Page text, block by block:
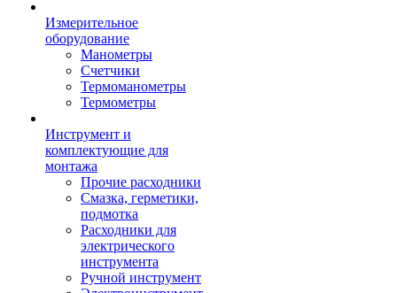
Измерительное
оборудование
Манометры
Счетчики
Термоманометры
Термометры
Инструмент и
комплектующие для
монтажа
Прочие расходники
Смазка, герметики,
подмотка
Расходники для
электрического
инструмента
Ручной инструмент